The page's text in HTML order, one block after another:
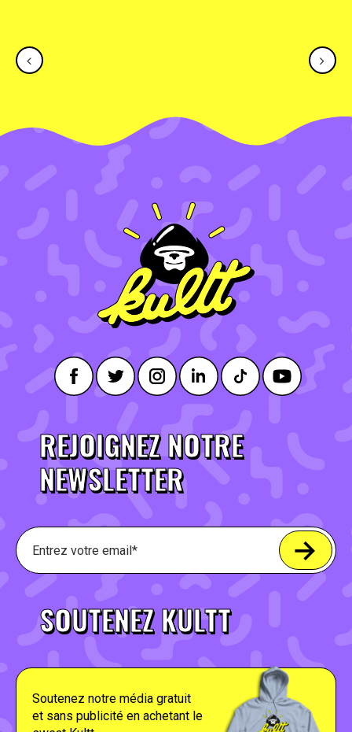
REJOIGNEZ NOTRE
NEWSLETTER
SOUTENEZ KULTT
Soutenez notre média gratuit
et sans publicité en achetant le